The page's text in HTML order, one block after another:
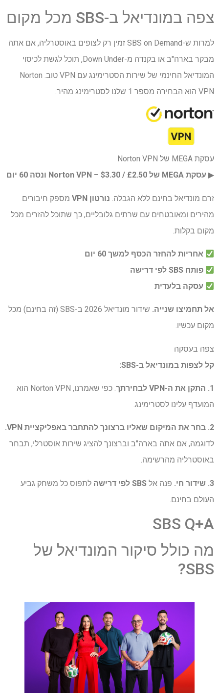
צפה במונדיאל ב-SBS מכל מקום
למרות ש-SBS on Demand זמין רק לצופים באוסטרליה, אם אתה
מבקר בארה"ב או בקנדה מ-Down Under, תוכל לגשת לכיסוי
המונדיאל החינמי של שירות הסטרימינג עם VPN טוב. Norton
VPN הוא הבחירה מספר 1 שלנו לסטרימינג מהיר:
עסקת MEGA של Norton VPN
▶︎ עסקת MEGA של Norton VPN – $3.30 / £2.50 ונסה 60 יום
זרם מונדיאל בחינם ללא הגבלה. נורטון VPN
מספק חיבורים
מהירים ומאובטחים עם שרתים גלובליים, כך שתוכל להזרים מכל
מקום בקלות.
אחריות להחזר הכסף למשך 60 יום
פותח SBS לפי דרישה
עסקה בלעדית
אל תחמיצו שנייה.
שידור מונדיאל 2026 ב-SBS (זה בחינם) מכל
מקום עכשיו.
צפה בעסקה
קל לצפות במונדיאל ב-SBS:
1. התקן את ה-VPN לבחירתך
. כפי שאמרנו, Norton VPN הוא
המועדף עלינו לסטרימינג.
2. בחר את המיקום שאליו ברצונך להתחבר באפליקציית VPN.
לדוגמה, אם אתה בארה"ב וברצונך להציג שירות אוסטרלי, תבחר
באוסטרליה מהרשימה.
3. שידור חי. פנה אל SBS לפי דרישה
לתפוס כל משחק גביע
העולם בחינם.
SBS Q+A
מה כולל סיקור המונדיאל של
SBS?